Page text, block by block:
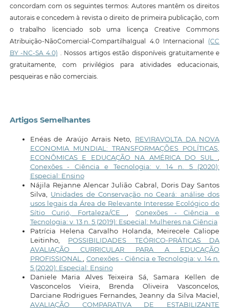
concordam com os seguintes termos: Autores mantêm os direitos
autorais e concedem à revista o direito de primeira publicação, com
o trabalho licenciado sob uma licença Creative Commons
Atribuição-NãoComercial-CompartilhaIgual 4.0 Internacional (CC
BY -NC-SA 4.0) . Nossos artigos estão disponíveis gratuitamente e
gratuitamente, com privilégios para atividades educacionais,
pesqueiras e não comerciais.
Artigos Semelhantes
Enéas de Araújo Arrais Neto, REVIRAVOLTA DA NOVA
ECONOMIA MUNDIAL: TRANSFORMAÇÕES POLÍTICAS,
ECONÔMICAS E EDUCAÇÃO NA AMÉRICA DO SUL
Conexões - Ciência e Tecnologia: v. 14 n. 5 (2020):
Especial: Ensino
Nájila Rejanne Alencar Julião Cabral, Doris Day Santos
Silva, Unidades de Conservação no Ceará: análise dos
usos legais da Área de Relevante Interesse Ecológico do
Sítio Curió, Fortaleza/CE
Conexões - Ciência e
Tecnologia: v. 13 n. 5 (2019): Especial: Mulheres na Ciência
Patrícia Helena Carvalho Holanda, Meirecele Caliope
Leitinho, POSSIBILIDADES TEÓRICO-PRÁTICAS DA
AVALIAÇÃO CURRICULAR PARA A EDUCAÇÃO
PROFISSIONAL
Conexões - Ciência e Tecnologia: v. 14 n.
5 (2020): Especial: Ensino
Daniele Maria Alves Teixeira Sá, Samara Kellen de
Vasconcelos Vieira, Brenda Oliveira Vasconcelos,
Darciane Rodrigues Fernandes, Jeanny da Silva Maciel,
AVALIAÇÃO COMPARATIVA DE ESTABILIZANTE